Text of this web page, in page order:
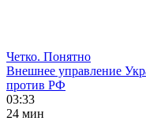
Четко. Понятно
Внешнее управление
против РФ
03:33
24 мин